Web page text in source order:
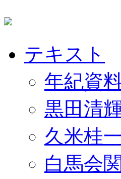
テキスト
年紀資
黒田清
久米桂
白馬会